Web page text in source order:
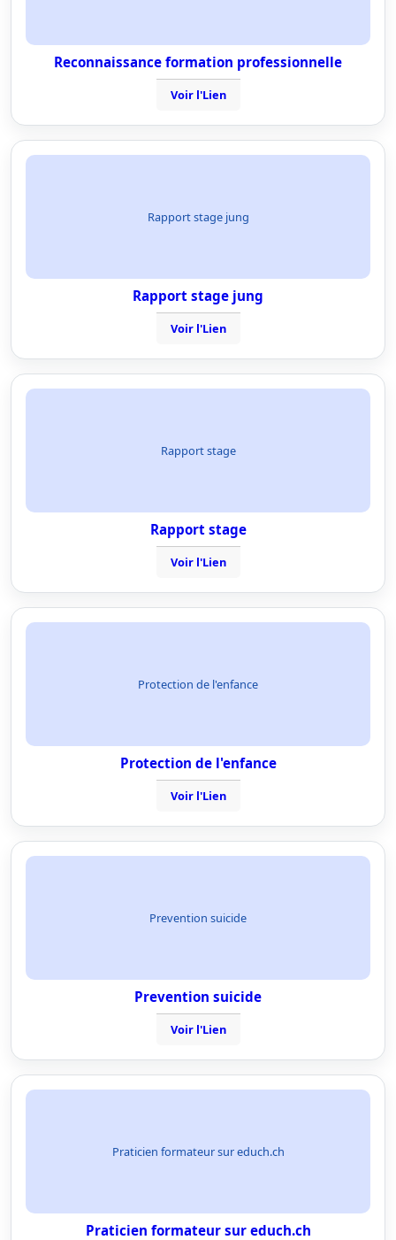
Reconnaissance formation professionnelle
Voir l'Lien
Rapport stage jung
Rapport stage jung
Voir l'Lien
Rapport stage
Rapport stage
Voir l'Lien
Protection de l'enfance
Protection de l'enfance
Voir l'Lien
Prevention suicide
Prevention suicide
Voir l'Lien
Praticien formateur sur educh.ch
Praticien formateur sur educh.ch